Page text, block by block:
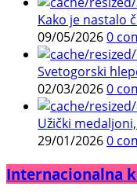
Kako je nastalo
09/05/20260
Svetogorski
02/03/20260
Užički
29/01/20260
Internacionalna